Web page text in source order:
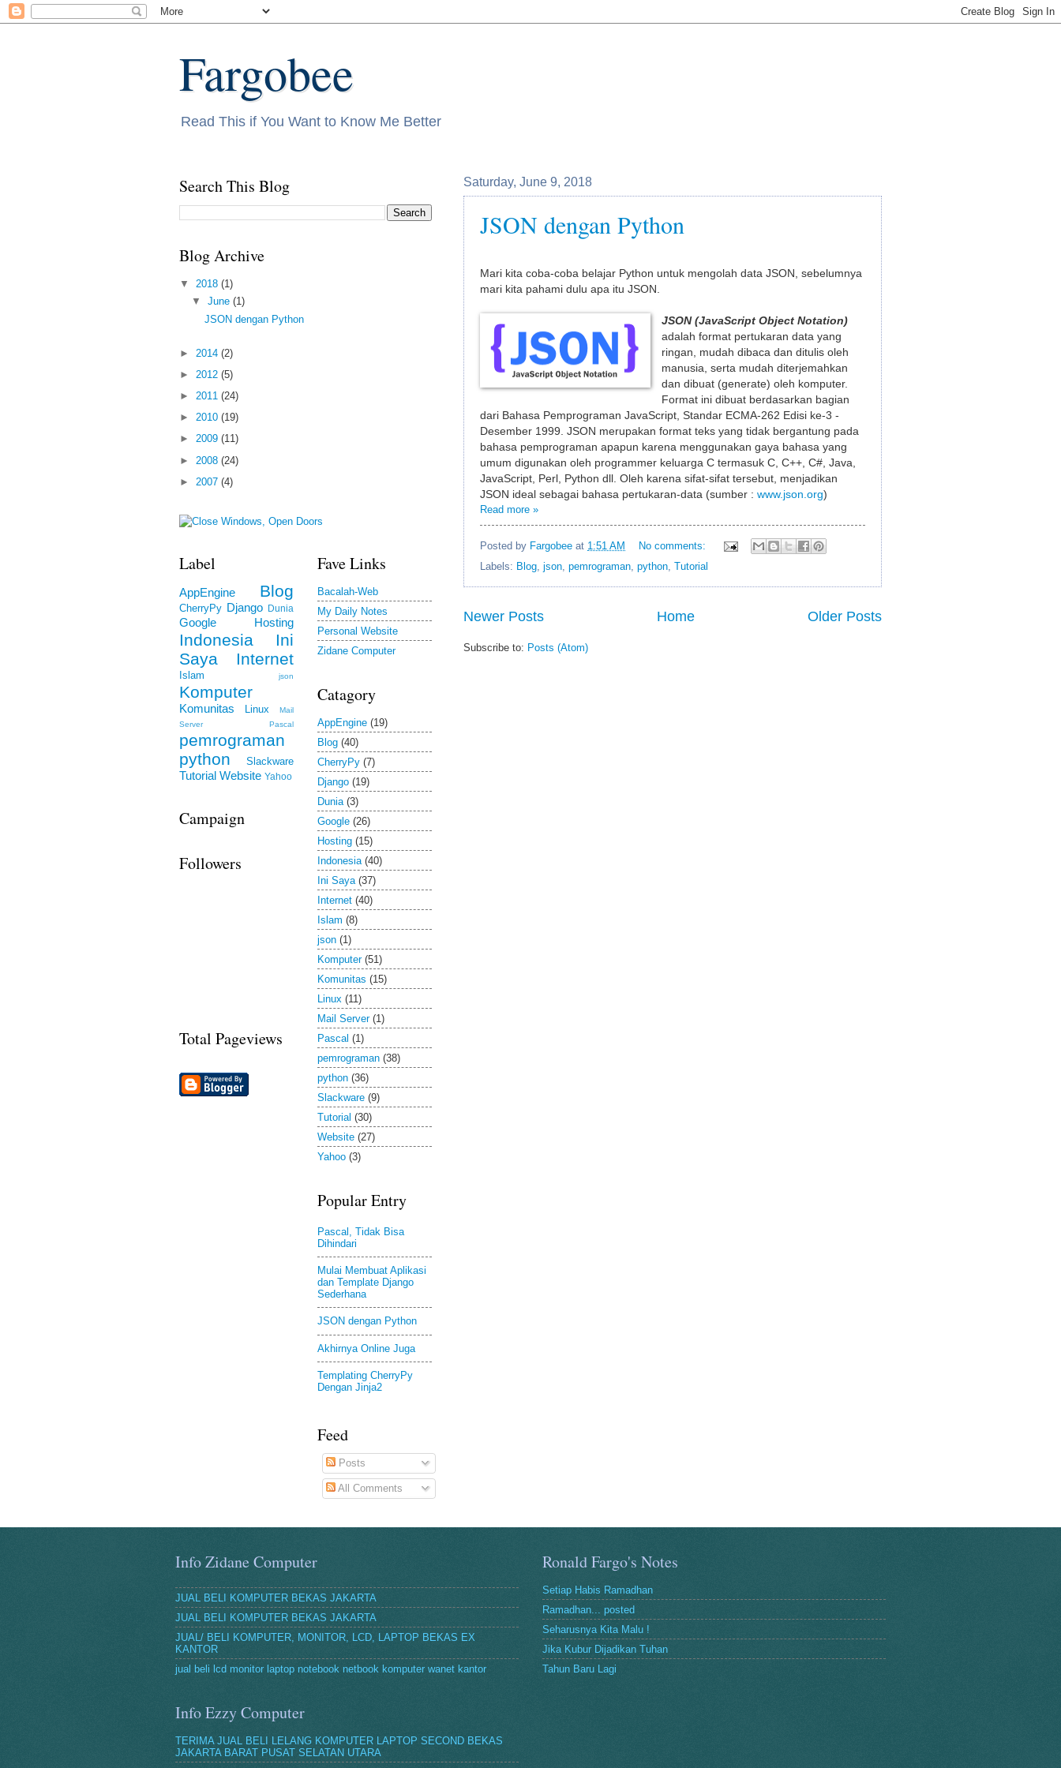
Fargobee
Read This if You Want to Know Me Better
Saturday, June 9, 2018
JSON dengan Python
Mari kita coba-coba belajar Python untuk mengolah data JSON, sebelumnya
mari kita pahami dulu apa itu JSON.
JSON (JavaScript Object Notation)
adalah format pertukaran data yang
ringan, mudah dibaca dan ditulis oleh
manusia, serta mudah diterjemahkan
dan dibuat (generate) oleh komputer.
Format ini dibuat berdasarkan bagian
dari Bahasa Pemprograman JavaScript, Standar ECMA-262 Edisi ke-3 -
Desember 1999. JSON merupakan format teks yang tidak bergantung pada
bahasa pemprograman apapun karena menggunakan gaya bahasa yang
umum digunakan oleh programmer keluarga C termasuk C, C++, C#, Java,
JavaScript, Perl, Python dll. Oleh karena sifat-sifat tersebut, menjadikan
JSON ideal sebagai bahasa pertukaran-data (sumber : www.json.org)
Read more »
Posted by Fargobee at 1:51 AM
No comments:
Labels: Blog, json, pemrograman, python, Tutorial
Newer Posts Older Posts
Home
Subscribe to: Posts (Atom)
Search This Blog
Blog Archive
▼ 2018 (1)
▼June(1)
JSON dengan Python
► 2014 (2)
► 2012 (5)
► 2011 (24)
► 2010 (19)
► 2009 (11)
► 2008 (24)
► 2007 (4)
Label
AppEngine Blog
CherryPy Django Dunia
Google Hosting
Indonesia
Ini
Saya
Internet
Islam json
Komputer
Komunitas Linux
Mail
Server
Pascal
pemrograman
python
Slackware
Tutorial Website Yahoo
Campaign
Followers
Total Pageviews
Fave Links
Bacalah-Web
My Daily Notes
Personal Website
Zidane Computer
Catagory
AppEngine (19)
Blog (40)
CherryPy (7)
Django (19)
Dunia (3)
Google (26)
Hosting (15)
Indonesia (40)
Ini Saya (37)
Internet (40)
Islam (8)
json (1)
Komputer (51)
Komunitas (15)
Linux (11)
Mail Server (1)
Pascal (1)
pemrograman (38)
python (36)
Slackware (9)
Tutorial (30)
Website (27)
Yahoo (3)
Popular Entry
Pascal, Tidak Bisa
Dihindari
Mulai Membuat Aplikasi
dan Template Django
Sederhana
JSON dengan Python
Akhirnya Online Juga
Templating CherryPy
Dengan Jinja2
Feed
Posts
All Comments
Info Zidane Computer
JUAL BELI KOMPUTER BEKAS JAKARTA
JUAL BELI KOMPUTER BEKAS JAKARTA
JUAL/ BELI KOMPUTER, MONITOR, LCD, LAPTOP BEKAS EX
KANTOR
jual beli lcd monitor laptop notebook netbook komputer wanet kantor
Info Ezzy Computer
TERIMA JUAL BELI LELANG KOMPUTER LAPTOP SECOND BEKAS
JAKARTA BARAT PUSAT SELATAN UTARA
Ronald Fargo's Notes
Setiap Habis Ramadhan
Ramadhan... posted
Seharusnya Kita Malu !
Jika Kubur Dijadikan Tuhan
Tahun Baru Lagi